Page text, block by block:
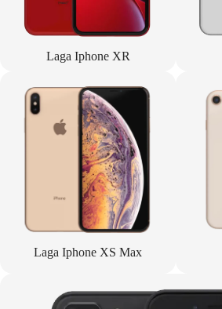
Laga Iphone XR
Laga Iphone XS Max